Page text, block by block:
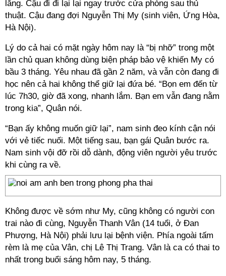
lắng. Cậu đi đi lại lại ngay trước cửa phòng sau thủ
thuật. Cậu đang đợi Nguyễn Thị My (sinh viên, Ứng Hòa,
Hà Nội).
Lý do cả hai có mặt ngày hôm nay là “bị nhỡ” trong một
lần chủ quan không dùng biện pháp bảo vệ khiến My có
bầu 3 tháng. Yêu nhau đã gần 2 năm, và vẫn còn đang đi
học nên cả hai không thể giữ lại đứa bé. “Bọn em đến từ
lúc 7h30, giờ đã xong, nhanh lắm. Bạn em vẫn đang nằm
trong kia”, Quân nói.
“Bạn ấy không muốn giữ lại”, nam sinh đeo kính cận nói
với vẻ tiếc nuối. Một tiếng sau, bạn gái Quân bước ra.
Nam sinh vội đỡ rồi dỗ dành, động viên người yêu trước
khi cùng ra về.
Không được về sớm như My, cũng không có người con
trai nào đi cùng, Nguyễn Thanh Vân (14 tuổi, ở Đan
Phượng, Hà Nội) phải lưu lại bệnh viện. Phía ngoài tấm
rèm là mẹ của Vân, chị Lê Thị Trang. Vân là ca có thai to
nhất trong buổi sáng hôm nay, 5 tháng.